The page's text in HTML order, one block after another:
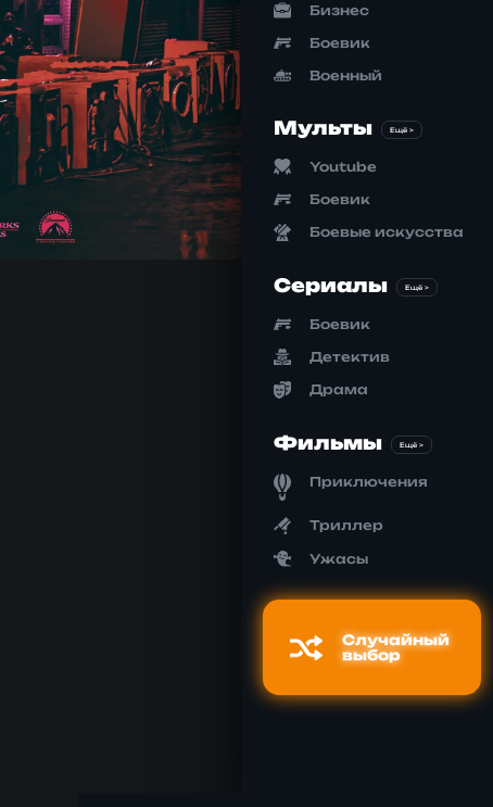
Бизнес
Боевик
Военный
Мульты Ещё >
Youtube
Боевик
Боевые искусства
Сериалы Ещё >
Боевик
Детектив
Драма
Фильмы Ещё >
Приключения
Триллер
Ужасы
Случайный
выбор